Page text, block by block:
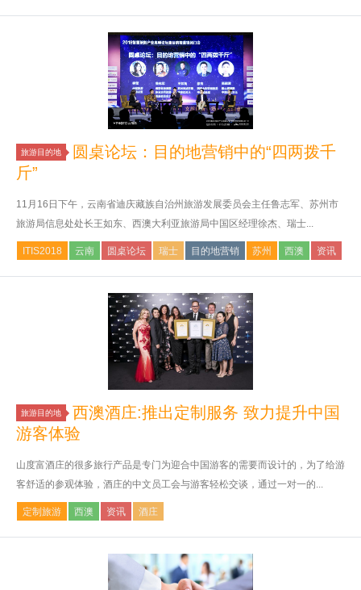
旅游目的地
圆桌论坛：目的地营销中的“四两拨千
斤”
11月16日下午，云南省迪庆藏族自治州旅游发展委员会主任鲁志军、苏州市
旅游局信息处处长王如东、西澳大利亚旅游局中国区经理徐杰、瑞士...
ITIS2018 云南 圆桌论坛 瑞士 目的地营销 苏州 西澳 资讯
旅游目的地
西澳酒庄:推出定制服务 致力提升中国
游客体验
山度富酒庄的很多旅行产品是专门为迎合中国游客的需要而设计的，为了给游
客舒适的参观体验，酒庄的中文员工会与游客轻松交谈，通过一对一的...
定制旅游 西澳 资讯 酒庄